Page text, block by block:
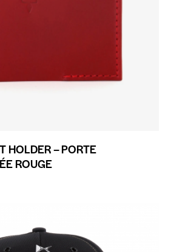
HOLDER – PORTE
ROUGE